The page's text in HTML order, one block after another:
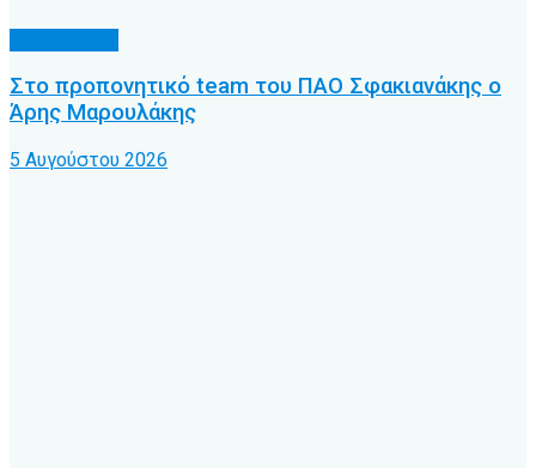
Στο προπονητικό team του ΠΑΟ Σφακιανάκης ο
Άρης Μαρουλάκης
5 Αυγούστου 2026